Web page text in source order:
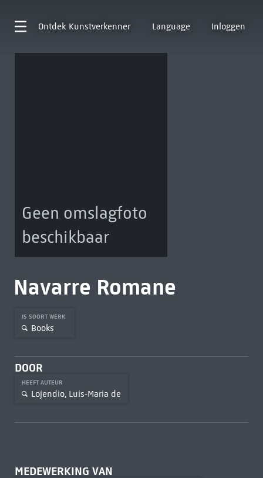
Ontdek Kunstverkenner Language Inloggen
Geen omslagfoto
beschikbaar
Navarre Romane
IS SOORT WERK
Books
DOOR
HEEFT AUTEUR
Lojendio, Luis-Maria de
MEDEWERKING VAN